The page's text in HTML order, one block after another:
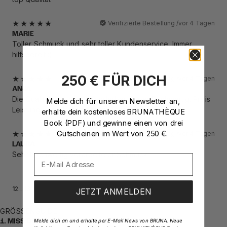
Verifizierte Bestellung /vor 4 Tagen
MARIE
Toller Schmuck und sehr toller Kundenservice. Immer
hilfsbereit :)
Verifizierte Bestellung /
vor 4 Tagen
ANJA
Die Qualität ist einfach wunderbar. Super hochwertig. Preis
Leistung Top. Versand sehr schnell
Verifizierte Bestellung /
vor 4 Tagen
LAURA
Sehr hochwertig verarbeiteter Schmuck.
12…
GRÖSSENGUIDE
1. MISS DEINEN FINGER
250 € FÜR DICH
Melde dich für unseren Newsletter an
erhalte dein kostenloses BRUNATHÈQUE
Book (PDF) und gewinne einen von drei
Gutscheinen im Wert von 250 €.
JETZT ANMELDEN
Melde dich an und erhalte per E-Mail News von BRUNA. Neue